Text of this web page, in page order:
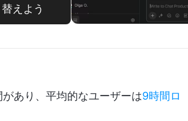
えよう
あり、平均的なユーザーは9時間ロ